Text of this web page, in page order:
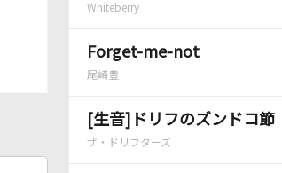
Whiteberry
Forget-me-not
尾崎豊
[生音]ドリフのズンドコ節
ザ・ドリフターズ